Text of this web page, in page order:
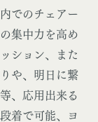
でのチェアー
集中力を高め
ション、また
や、明日に繋
、応用出来る
着で可能、ヨ